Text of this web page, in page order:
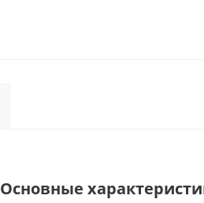
Основные